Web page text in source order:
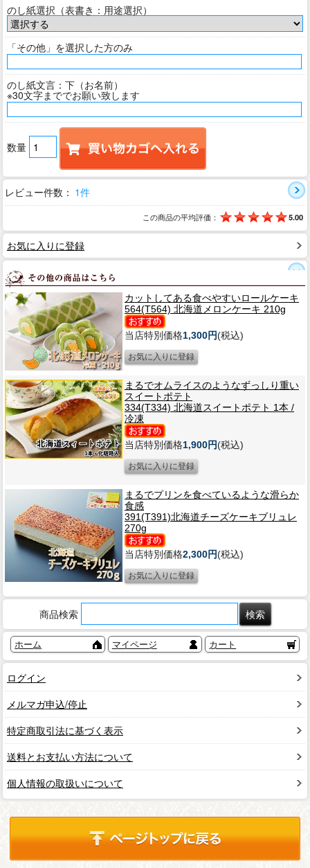
のし紙選択（表書き：用途選択）
「その他」を選択した方のみ
のし紙文言：下（お名前）
※30文字まででお願い致します
数量
レビュー件数： 1件
この商品の平均評価： 5.00
お気に入りに登録
カットしてある食べやすいロールケーキ
564(T564) 北海道メロンケーキ 210g
当店特別価格1,300円(税込)
まるでオムライスのようなずっしり重い
スイートポテト
334(T334) 北海道スイートポテト 1本 /
冷凍
当店特別価格1,900円(税込)
まるでプリンを食べているような滑らか
食感
391(T391)北海道チーズケーキブリュレ
270g
当店特別価格2,300円(税込)
商品検索
ホーム マイページ カート
ログイン
メルマガ申込/停止
特定商取引法に基づく表示
送料とお支払い方法について
個人情報の取扱いについて